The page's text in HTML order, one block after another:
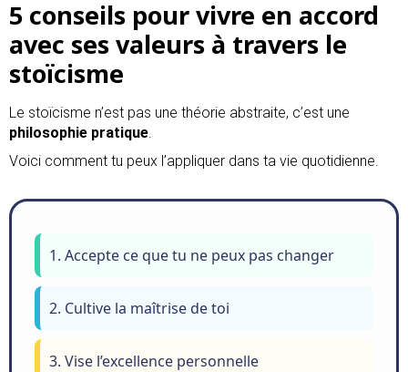
5 conseils pour vivre en accord
avec ses valeurs à travers le
stoïcisme
Le stoïcisme n’est pas une théorie abstraite, c’est une
philosophie pratique.
Voici comment tu peux l’appliquer dans ta vie quotidienne.
1. Accepte ce que tu ne peux pas changer
2. Cultive la maîtrise de toi
3. Vise l’excellence personnelle